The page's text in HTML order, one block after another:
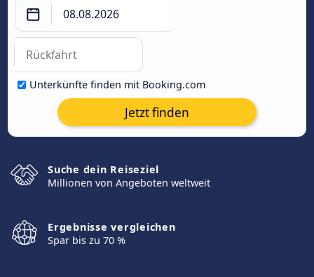
Unterkünfte finden mit Booking.com
Jetzt finden
Suche dein Reiseziel
Millionen von Angeboten weltweit
Ergebnisse vergleichen
Spar bis zu 70 %